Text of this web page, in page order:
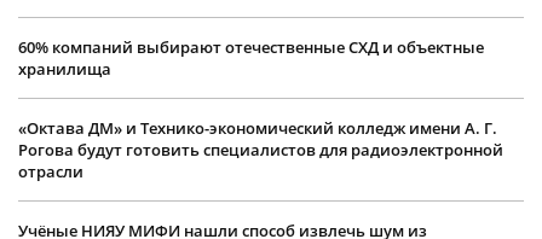
60% компаний выбирают отечественные СХД и объектные
хранилища
«Октава ДМ» и Технико-экономический колледж имени А. Г.
Рогова будут готовить специалистов для радиоэлектронной
отрасли
Учëные НИЯУ МИФИ нашли способ извлечь шум из